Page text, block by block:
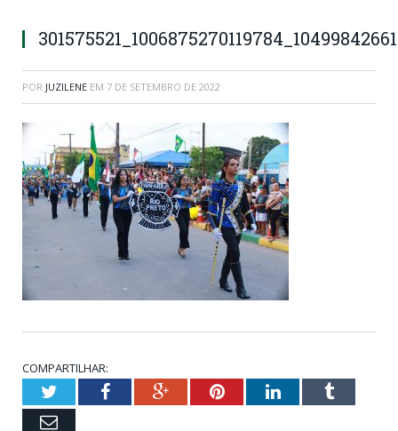
POR JUZILENE EM 7 DE SETEMBRO DE 2022
COMPARTILHAR:
TwitterFacebookGoogle+PinterestLinkedInTumblr
Email